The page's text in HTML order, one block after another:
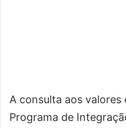
A consulta aos valores
Programa de